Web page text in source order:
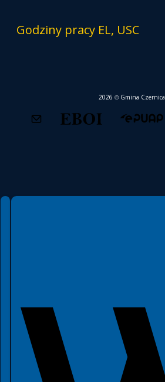
Godziny pracy EL, USC
2026 © Gmina Czernica
Spełniamy standardy WCAG 2.2
Spełniamy standardy W3C